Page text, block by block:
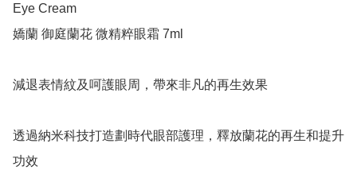
Eye Cream
嬌蘭 御庭蘭花 微精粹眼霜 7ml
減退表情紋及呵護眼周，帶來非凡的再生效果
透過納米科技打造劃時代眼部護理，釋放蘭花的再生和提升
功效